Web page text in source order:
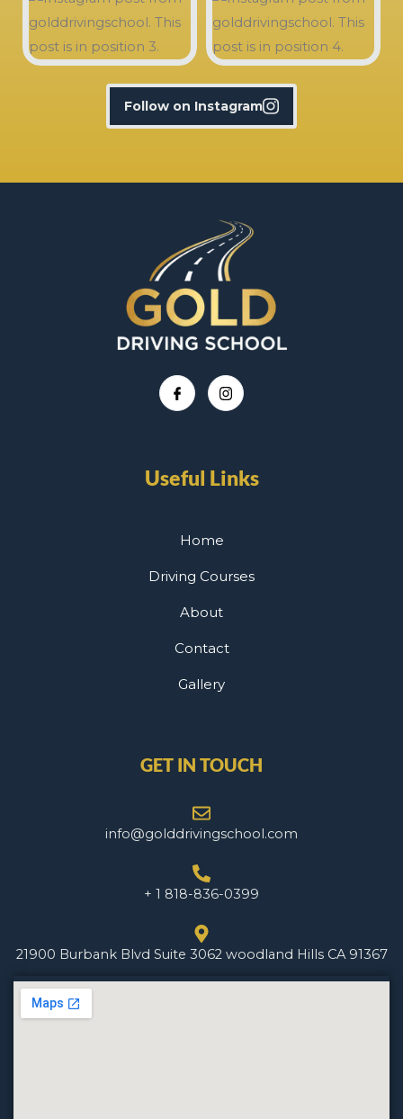
Follow on Instagram
Useful Links
Home
Driving Courses
About
Contact
Gallery
GET IN TOUCH
info@golddrivingschool.com
+ 1 818-836-0399
21900 Burbank Blvd Suite 3062 woodland Hills CA 91367